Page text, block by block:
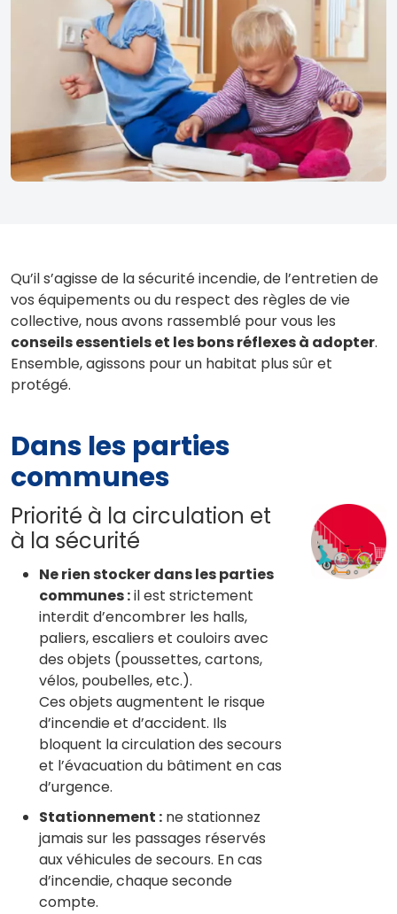
Qu’il s’agisse de la sécurité incendie, de l’entretien de
vos équipements ou du respect des règles de vie
collective, nous avons rassemblé pour vous les
conseils essentiels et les bons réflexes à adopter.
Ensemble, agissons pour un habitat plus sûr et
protégé.
Dans les parties
communes
Priorité à la circulation et
à la sécurité
Ne rien stocker dans les parties
communes :il est strictement
interdit d’encombrer les halls,
paliers, escaliers et couloirs avec
des objets (poussettes, cartons,
vélos, poubelles, etc.).
Ces objets augmentent le risque
d’incendie et d’accident. Ils
bloquent la circulation des secours
et l’évacuation du bâtiment en cas
d’urgence.
Stationnement : ne stationnez
jamais sur les passages réservés
aux véhicules de secours. En cas
d’incendie, chaque seconde
compte.